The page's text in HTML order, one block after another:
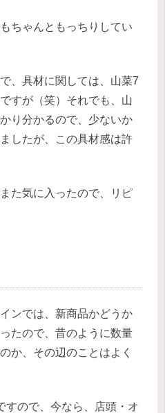
ちゃんともっちりしてい
、具材に関しては、山菜7
すが（笑）それでも、山
り分かるので、少ないか
したが、この具材感は許
た気に入ったので、リピ
ンでは、新商品かどうか
たので、昔のように数量
か、その辺のことはよく
すので、今なら、店頭・オ